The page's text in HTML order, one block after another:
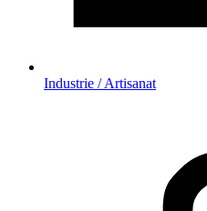
Industrie / Artisanat